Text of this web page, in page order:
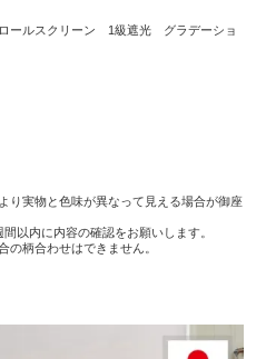
ロールスクリーン 1級遮光 グラデーショ
り実物と色味が異なって見える場合が御座
以内に内容の確認をお願いします。
柄合わせはできません。